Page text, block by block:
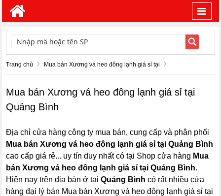
TÌM KIẾM
Trang chủ Mua bán Xương vá heo đông lạnh giá sỉ tại
Mua bán Xương vá heo đông lạnh giá sỉ tại
Quảng Bình
Địa chỉ cửa hàng công ty mua bán, cung cấp và phân phối
Mua bán Xương vá heo đông lạnh giá sỉ tại Quảng Bình
cao cấp giá rẻ... uy tín duy nhất có tại Shop cửa hàng Mua
bán Xương vá heo đông lạnh giá sỉ tại Quảng Bình.
Hiện nay trên địa bàn ở tạiQuảng Bình có rất nhiều cửa
hàng đại lý bán Mua bán Xương vá heo đông lạnh giá sỉ tại